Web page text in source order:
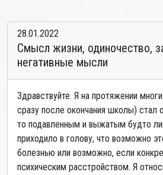
28.01.2022
Смысл жизни, одиночество,
негативные мысли
Здравствуйте. Я на протяжении
сразу после окончания школы) стал
то подавленным и выжатым будто
приходило в голову, что возможно
болезнью или возможно, если
психическим расстройством. Я